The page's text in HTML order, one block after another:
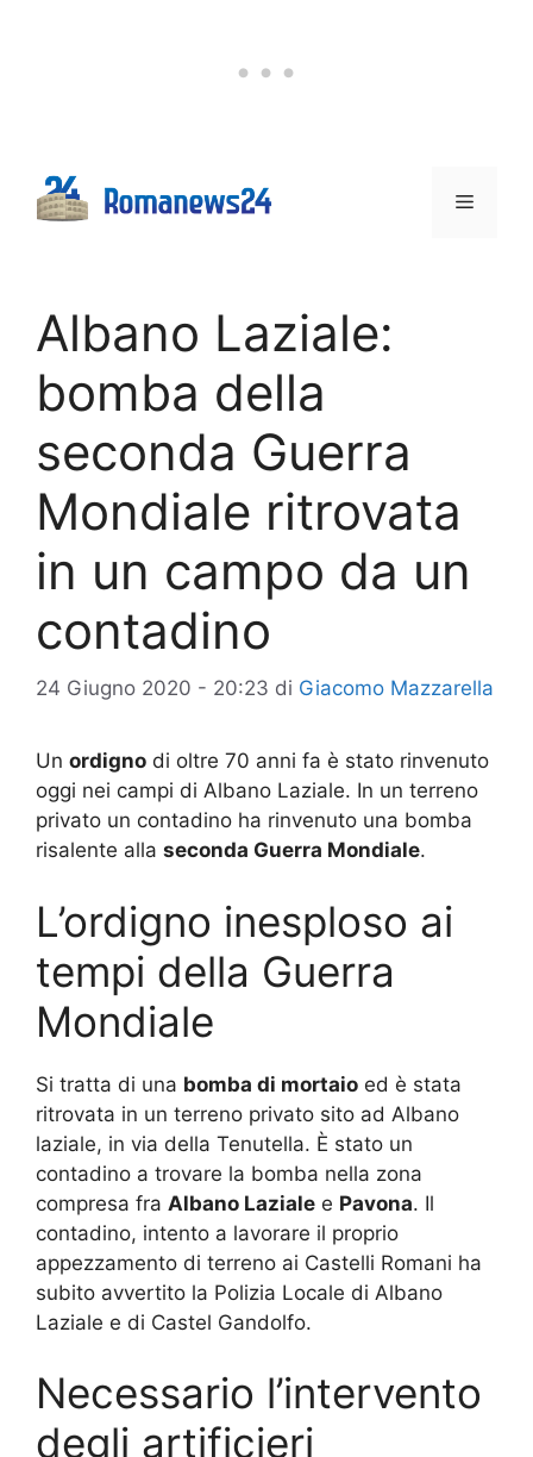
Menu
Albano Laziale:
bomba della
seconda Guerra
Mondiale ritrovata
in un campo da un
contadino
24 Giugno 2020 - 20:23 di Giacomo Mazzarella
Un ordigno di oltre 70 anni fa è stato rinvenuto
oggi nei campi di Albano Laziale. In un terreno
privato un contadino ha rinvenuto una bomba
risalente alla seconda Guerra Mondiale.
L’ordigno inesploso ai
tempi della Guerra
Mondiale
Si tratta di una bomba di mortaio ed è stata
ritrovata in un terreno privato sito ad Albano
laziale, in via della Tenutella. È stato un
contadino a trovare la bomba nella zona
compresa fra Albano Laziale e Pavona. Il
contadino, intento a lavorare il proprio
appezzamento di terreno ai Castelli Romani ha
subito avvertito la Polizia Locale di Albano
Laziale e di Castel Gandolfo.
Necessario l’intervento
degli artificieri